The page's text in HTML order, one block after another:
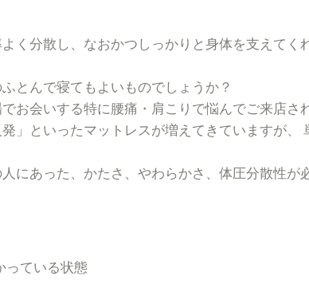
く分散し、なおかつしっかりと身体を支えてく
とんで寝てもよいものでしょうか？
お会いする特に腰痛・肩こりで悩んでご来店さ
」といったマットレスが増えてきていますが、
にあった、かたさ、やわらかさ、体圧分散性が
っている状態